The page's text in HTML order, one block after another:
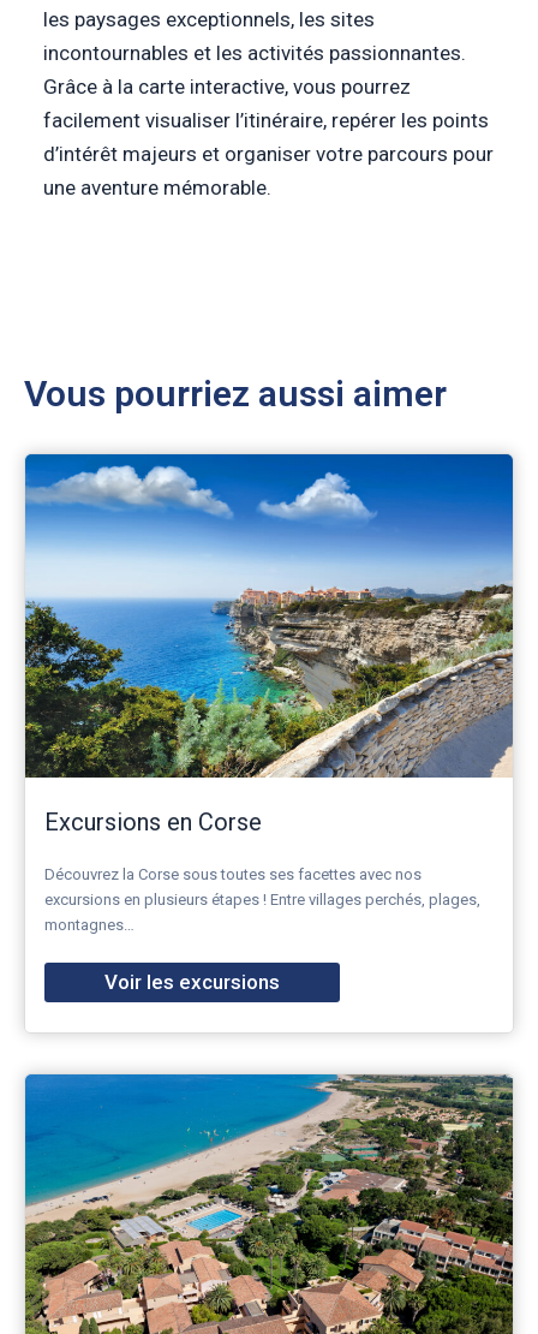
les paysages exceptionnels, les sites
incontournables et les activités passionnantes.
Grâce à la carte interactive, vous pourrez
facilement visualiser l’itinéraire, repérer les points
d’intérêt majeurs et organiser votre parcours pour
une aventure mémorable.
Vous pourriez aussi aimer
Excursions en Corse
Découvrez la Corse sous toutes ses facettes avec nos
excursions en plusieurs étapes ! Entre villages perchés, plages,
montagnes…
Voir les excursions